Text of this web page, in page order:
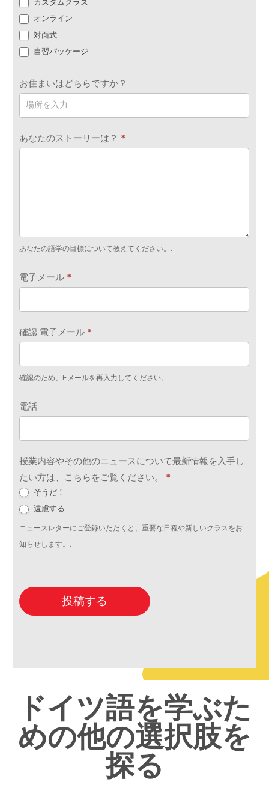
オンライン
対面式
自習パッケージ
お住まいはどちらですか？
あなたのストーリーは？ *
あなたの語学の目標について教えてください。.
電子メール *
確認 電子メール *
確認のため、Eメールを再入力してください。
電話
授業内容やその他のニュースについて最新情報を入手し
たい方は、こちらをご覧ください。 *
そうだ！
遠慮する
ニュースレターにご登録いただくと、重要な日程や新しいクラスをお
知らせします。.
投稿する
ドイツ語を学ぶた
めの他の選択肢を
探る